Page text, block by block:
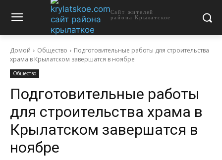
Сайт жителей
района Крылатское
Домой Общество
Подготовительные работы для строительства
храма в Крылатском завершатся в ноябре
Общество
Подготовительные работы
для строительства храма в
Крылатском завершатся в
ноябре